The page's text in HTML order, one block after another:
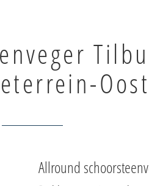
Oost
Allround